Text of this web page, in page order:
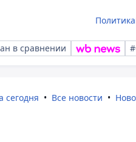
Политика
в сравнении
сегодня Все новости